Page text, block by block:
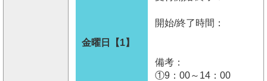
金曜日【1】
開始/終了時間：
備考：
①9：00～14：00